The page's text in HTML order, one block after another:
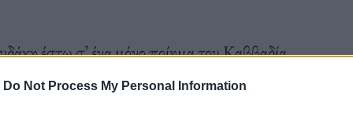
Do Not Process My Personal Information
έστω σ’ ένα μόνο ποίημα του Καββαδία,
της Μαρίζας Κωχ, των Ξέμπαρκων από το
γνωρίζουν πως υπάρχει demo του